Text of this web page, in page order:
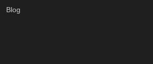
Blog